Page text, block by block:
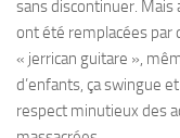
sans discontinuer.
ont été remplacées par
« jerrican guitare »,
d’enfants, ça swingue
respect minutieux des